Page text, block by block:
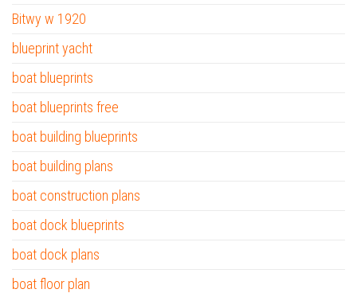
Bitwy w 1920
blueprint yacht
boat blueprints
boat blueprints free
boat building blueprints
boat building plans
boat construction plans
boat dock blueprints
boat dock plans
boat floor plan